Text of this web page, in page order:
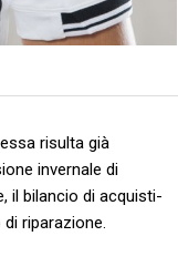
risulta già
invernale di
il bilancio di acquisti-
riparazione.